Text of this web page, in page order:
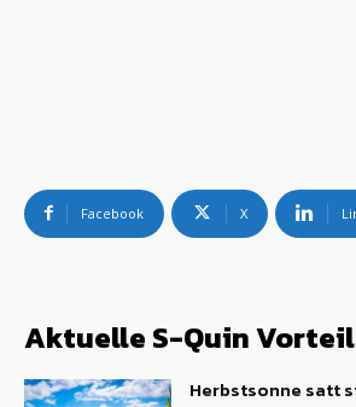
Facebook X
Aktuelle S-Quin
Herbstsonne satt